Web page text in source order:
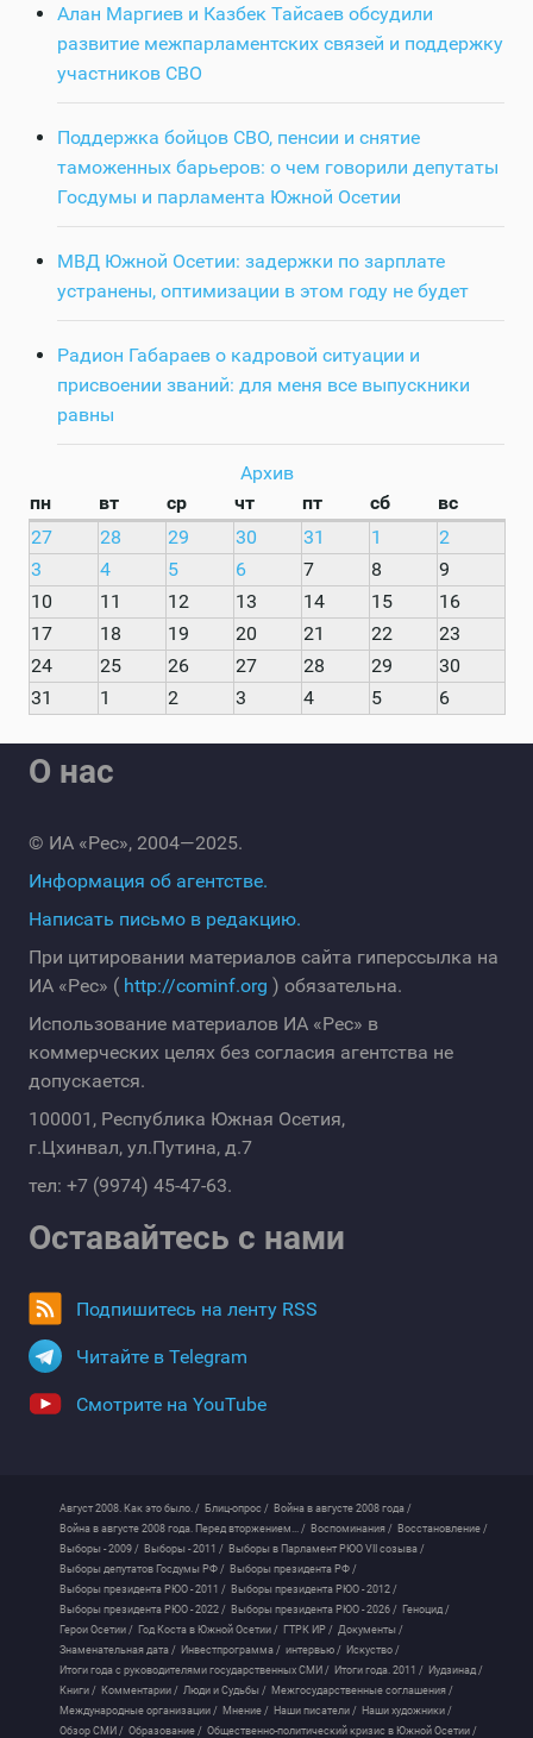
Алан Маргиев и Казбек Тайсаев обсудили
развитие межпарламентских связей и поддержку
участников СВО
Поддержка бойцов СВО, пенсии и снятие
таможенных барьеров: о чем говорили депутаты
Госдумы и парламента Южной Осетии
МВД Южной Осетии: задержки по зарплате
устранены, оптимизации в этом году не будет
Радион Габараев о кадровой ситуации и
присвоении званий: для меня все выпускники
равны
Архив
пн
вт ср чт пт сб
вс
27
28 29 30 31 1
2
3
4 5 6 7 8
9
10
11 12 13 14 15
16
17
18 19 20 21 22
23
24
25 26 27 28 29
30
31
1 2 3 4 5 6
О нас
© ИА «Рес», 2004—2025.
Информация об агентстве.
Написать письмо в редакцию.
При цитировании материалов сайта гиперссылка на
ИА «Рес» ( http://cominf.org ) обязательна.
Использование материалов ИА «Рес» в
коммерческих целях без согласия агентства не
допускается.
100001, Республика Южная Осетия,
г.Цхинвал, ул.Путина, д.7
тел: +7 (9974) 45-47-63.
Оставайтесь с нами
Подпишитесь на ленту RSS
Читайте в Telegram
Смотрите на YouTube
Август 2008. Как это было. / Блиц-опрос / Война в августе 2008 года /
Война в августе 2008 года. Перед вторжением... / Воспоминания / Восстановление /
Выборы - 2009 / Выборы - 2011 / Выборы в Парламент РЮО VII созыва /
Выборы депутатов Госдумы РФ / Выборы президента РФ /
Выборы президента РЮО - 2011 / Выборы президента РЮО - 2012 /
Выборы президента РЮО - 2022 / Выборы президента РЮО - 2026 / Геноцид /
Герои Осетии / Год Коста в Южной Осетии / ГТРК ИР / Документы /
Знаменательная дата / Инвестпрограмма / интервью / Искуство /
Итоги года с руководителями государственных СМИ / Итоги года. 2011 / Иудзинад /
Книги / Комментарии / Люди и Судьбы / Межгосударственные соглашения /
Международные организации / Мнение / Наши писатели / Наши художники /
Обзор СМИ / Образование / Общественно-политический кризис в Южной Осетии /